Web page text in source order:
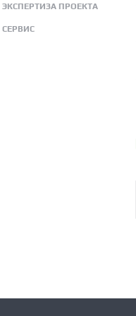
ЭКСПЕРТИЗА ПРОЕКТА
СЕРВИС